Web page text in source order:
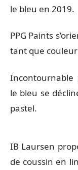
le bleu en 2019.
PPG Paints
tant que couleur
Incontournable
le bleu se
pastel.
IB Laursen
de coussin en